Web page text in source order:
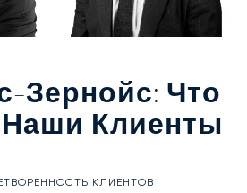
Зернойс: Что
Наши Клиенты
КЛИЕНТОВ